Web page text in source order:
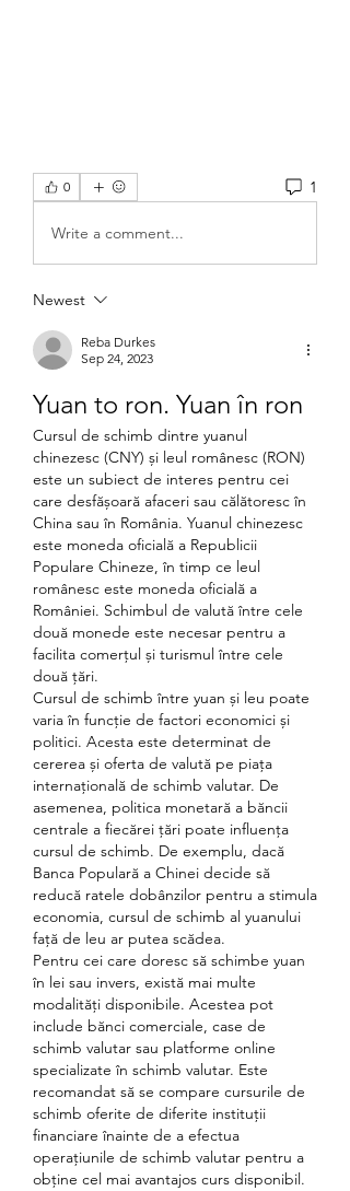
0 1
Write a comment...
Newest
Reba Durkes
Sep 24, 2023
Yuan to ron. Yuan în ron
Cursul de schimb dintre yuanul
chinezesc (CNY) și leul românesc (RON)
este un subiect de interes pentru cei
care desfășoară afaceri sau călătoresc în
China sau în România. Yuanul chinezesc
este moneda oficială a Republicii
Populare Chineze, în timp ce leul
românesc este moneda oficială a
României. Schimbul de valută între cele
două monede este necesar pentru a
facilita comerțul și turismul între cele
două țări.
Cursul de schimb între yuan și leu poate
varia în funcție de factori economici și
politici. Acesta este determinat de
cererea și oferta de valută pe piața
internațională de schimb valutar. De
asemenea, politica monetară a băncii
centrale a fiecărei țări poate influența
cursul de schimb. De exemplu, dacă
Banca Populară a Chinei decide să
reducă ratele dobânzilor pentru a stimula
economia, cursul de schimb al yuanului
față de leu ar putea scădea.
Pentru cei care doresc să schimbe yuan
în lei sau invers, există mai multe
modalități disponibile. Acestea pot
include bănci comerciale, case de
schimb valutar sau platforme online
specializate în schimb valutar. Este
recomandat să se compare cursurile de
schimb oferite de diferite instituții
financiare înainte de a efectua
operațiunile de schimb valutar pentru a
obține cel mai avantajos curs disponibil.